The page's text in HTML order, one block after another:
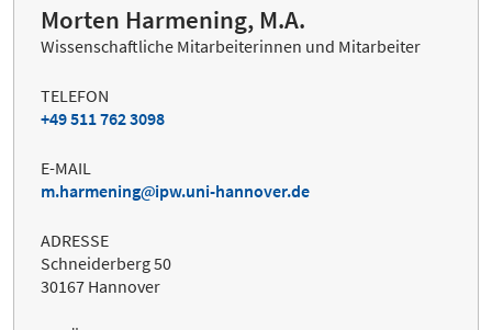
Morten Harmening, M.A.
Wissenschaftliche Mitarbeiterinnen und Mitarbeiter
TELEFON
+49 511 762 3098
E-MAIL
m.harmening
ipw.uni-hannover.de
ADRESSE
Schneiderberg 50
30167 Hannover